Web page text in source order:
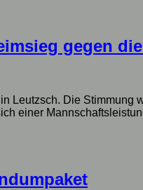
gegen
Leutzsch. Die
einer